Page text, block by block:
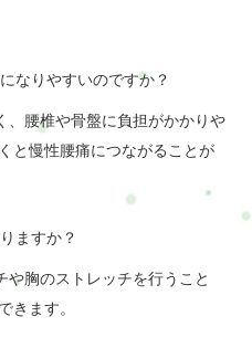
なりやすいのですか？
、腰椎や骨盤に負担がかかりや
と慢性腰痛につながることが
ますか？
や胸のストレッチを行うこと
きます。